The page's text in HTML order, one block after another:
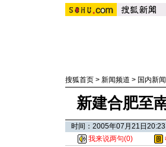
搜狐首页 > 新闻频道 > 国内新闻
新建合肥至
时间：2005年07月21日
我来说两句(0)